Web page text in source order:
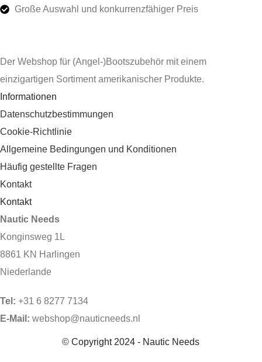
Große Auswahl und konkurrenzfähiger Preis
Der Webshop für (Angel-)Bootszubehör mit einem
einzigartigen Sortiment amerikanischer Produkte.
Informationen
Datenschutzbestimmungen
Cookie-Richtlinie
Allgemeine Bedingungen und Konditionen
Häufig gestellte Fragen
Kontakt
Kontakt
Nautic Needs
Konginsweg 1L
8861 KN Harlingen
Niederlande
Tel: +31 6 8277 7134
E-Mail: webshop@nauticneeds.nl
© Copyright 2024 - Nautic Needs